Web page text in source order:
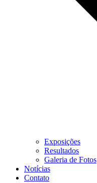
Exposições
Resultados
Galeria de Fotos
Notícias
Contato